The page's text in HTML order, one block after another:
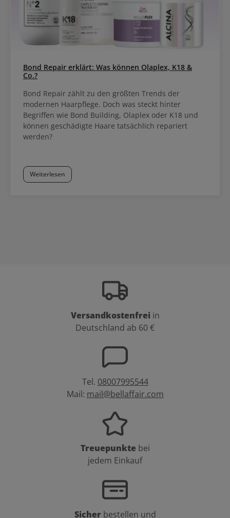
Bond Repair erklärt: Was können Olaplex, K18 &
Co.?
Bond Repair zählt zu den größten Trends der
modernen Haarpflege. Doch was steckt hinter
Begriffen wie Bond Building, Olaplex oder K18 und
können geschädigte Haare tatsächlich repariert
werden?
Weiterlesen
Versandkostenfrei in
Deutschland ab 60 €
Tel. 08007995544
Mail: mail@bellaffair.com
Treuepunkte bei
jedem Einkauf
Sicher bestellen und